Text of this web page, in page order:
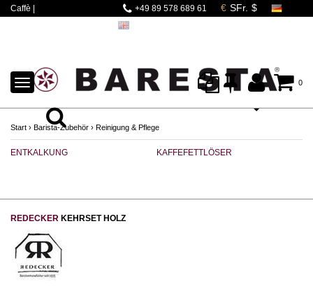
Caffè |
+49 89 578 689 61
0
TOGGLE
NAVIGATION
Start › Barista-Zubehör › Reinigung & Pflege
ENTKALKUNG KAFFEFETTLÖSER
REDECKER KEHRSET HOLZ